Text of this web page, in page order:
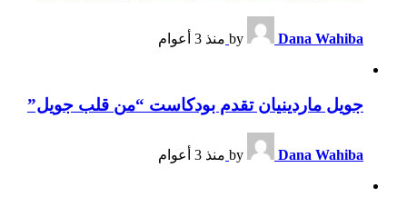
by Dana Wahiba منذ 3 أعوام
جويل ماردينيان تقدم بودكاست “من قلب جويل”
by Dana Wahiba منذ 3 أعوام